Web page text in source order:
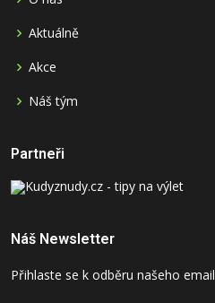
Aktuálně
Akce
Náš tým
Partneři
Náš Newsletter
Přihlaste se k odběru našeho